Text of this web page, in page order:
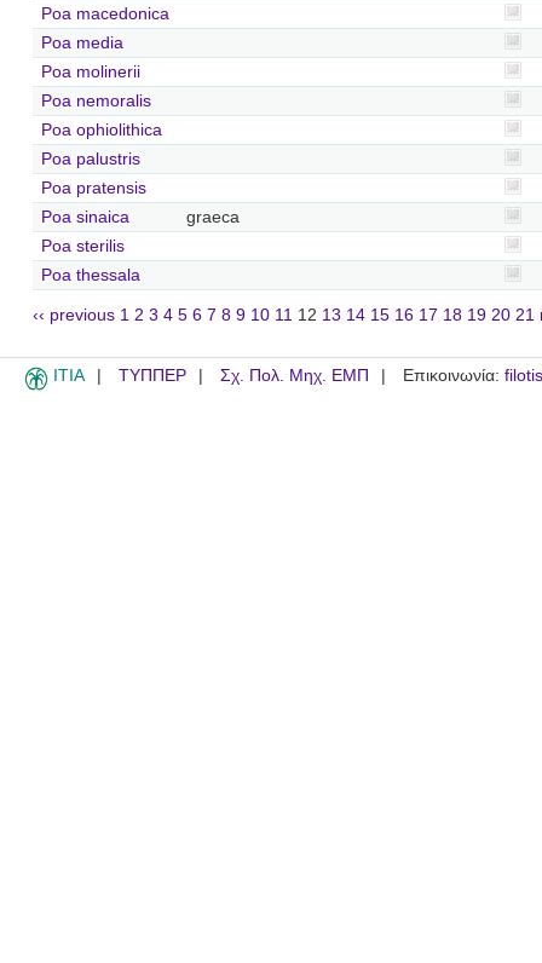
Poa macedonica
Poa media
Poa molinerii
Poa nemoralis
Poa ophiolithica
Poa palustris
Poa pratensis
Poa sinaica
graeca
Poa sterilis
Poa thessala
‹‹ previous 1 2 3 4 5 6 7 8 9 10 11 12 13 14 15 16 17 18 19 20 21
ITIA ΤΥΠΠΕΡ Σχ. Πολ. Μηχ. ΕΜΠ Επικοινωνία: